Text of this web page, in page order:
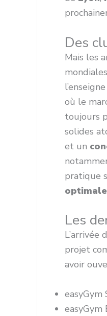
Des
Mais les
où le
toujours
solides
et un
pratique
optimale
Les
L’arrivée
projet
avoir
easyGym
easyGym